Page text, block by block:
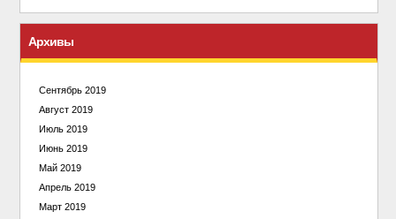
Архивы
Сентябрь 2019
Август 2019
Июль 2019
Июнь 2019
Май 2019
Апрель 2019
Март 2019